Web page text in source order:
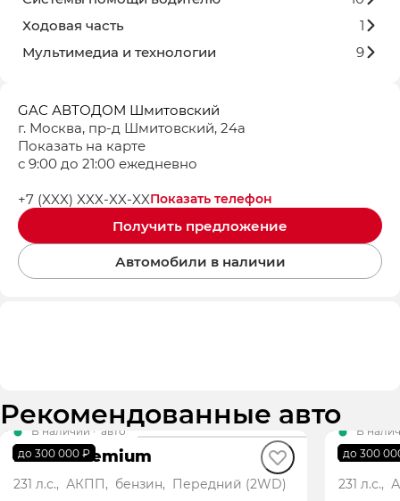
Ходовая часть
1
Мультимедиа и технологии
9
GAC АВТОДОМ Шмитовский
г. Москва, пр-д Шмитовский, 24а
Показать на карте
с 9:00 до 21:00 ежедневно
Показать телефон
+7 (XXX) XXX-XX-XX
Получить предложение
Автомобили в наличии
Рекомендованные авто
до 300 000 ₽
В наличии · авто
M8 GX Premium
231 л.с., АКПП, бензин, Передний (2WD)
до 300
В
M8 GX
231 л.с.,